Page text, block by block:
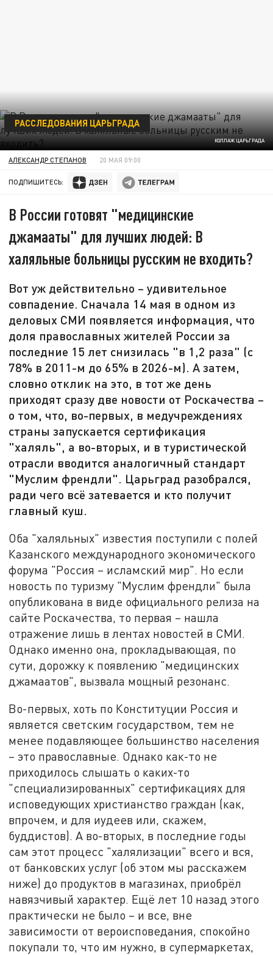
КОЛЛАЖ ЦАРЬГРАДА
РАССЛЕДОВАНИЯ ЦАРЬГРАДА
АЛЕКСАНДР СТЕПАНОВ 20 МАЯ 09:00
ПОДПИШИТЕСЬ:
В России готовят "медицинские
джамааты" для лучших людей: В
халяльные больницы русским не входить?
Вот уж действительно – удивительное
совпадение. Сначала 14 мая в одном из
деловых СМИ появляется информация, что
доля православных жителей России за
последние 15 лет снизилась "в 1,2 раза" (с
78% в 2011-м до 65% в 2026-м). А затем,
словно отклик на это, в тот же день
приходят сразу две новости от Роскачества –
о том, что, во-первых, в медучреждениях
страны запускается сертификация
"халяль", а во-вторых, и в туристической
отрасли вводится аналогичный стандарт
"Муслим френдли". Царьград разобрался,
ради чего всё затевается и кто получит
главный куш.
Оба "халяльных" известия поступили с полей
Казанского международного экономического
форума "Россия – исламский мир". Но если
новость по туризму "Муслим френдли" была
опубликована в виде официального релиза на
сайте Роскачества, то первая – нашла
отражение лишь в лентах новостей в СМИ.
Однако именно она, прокладывающая, по
сути, дорожку к появлению "медицинских
джамаатов", вызвала мощный резонанс.
Во-первых, хоть по Конституции Россия и
является светским государством, тем не
менее подавляющее большинство населения
– это православные. Однако как-то не
приходилось слышать о каких-то
"специализированных" сертификациях для
исповедующих христианство граждан (как,
впрочем, и для иудеев или, скажем,
буддистов). А во-вторых, в последние годы
сам этот процесс "халялизации" всего и вся,
от банковских услуг (об этом мы расскажем
ниже) до продуктов в магазинах, приобрёл
навязчивый характер. Ещё лет 10 назад этого
практически не было – и все, вне
зависимости от вероисповедания, спокойно
покупали то, что им нужно, в супермаркетах,